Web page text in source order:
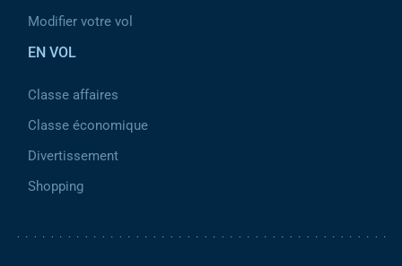
Modifier votre vol
EN VOL
Classe affaires
Classe économique
Divertissement
Shopping